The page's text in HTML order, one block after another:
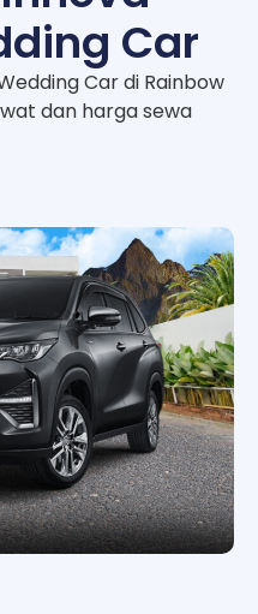
Car
Car di Rainbow
dan harga sewa